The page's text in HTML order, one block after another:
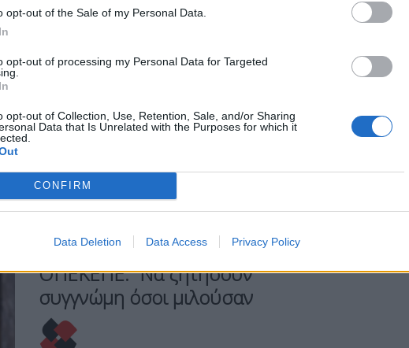
opt-out of the Sale of my Personal Data.
opt-out of processing my Personal Data for Targeted
opt-out of Collection, Use, Retention, Sale, and/or Sharing
Data that Is Unrelated with the Purposes for which it
CONFIRM
Data Deletion Data Access Privacy Policy
της Ευρωπαϊκής Εισαγγελίας για την
άλλων τριών εν ενεργεία βουλευτών της
δικαστική διαδικασία θα αναδείξει την
πραγματική διάσταση της υπόθεσης».
Μαρινάκης για εξελίξεις με
ΟΠΕΚΕΠΕ: “Να ζητήσουν
συγγνώμη όσοι μιλούσαν